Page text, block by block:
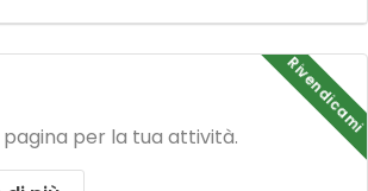
Rivendicami
pagina per la tua attività.